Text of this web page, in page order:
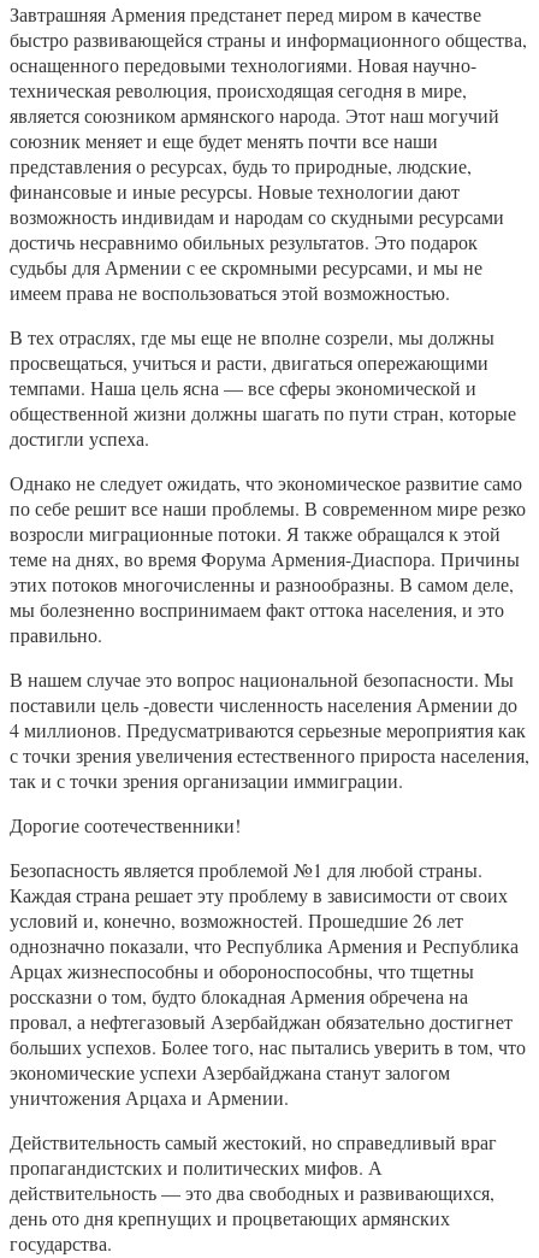
Завтрашняя Армения предстанет перед миром в качестве
быстро развивающейся страны и информационного общества,
оснащенного передовыми технологиями. Новая научно-
техническая революция, происходящая сегодня в мире,
является союзником армянского народа. Этот наш могучий
союзник меняет и еще будет менять почти все наши
представления о ресурсах, будь то природные, людские,
финансовые и иные ресурсы. Новые технологии дают
возможность индивидам и народам со скудными ресурсами
достичь несравнимо обильных результатов. Это подарок
судьбы для Армении с ее скромными ресурсами, и мы не
имеем права не воспользоваться этой возможностью.
В тех отраслях, где мы еще не вполне созрели, мы должны
просвещаться, учиться и расти, двигаться опережающими
темпами. Наша цель ясна — все сферы экономической и
общественной жизни должны шагать по пути стран, которые
достигли успеха.
Однако не следует ожидать, что экономическое развитие само
по себе решит все наши проблемы. В современном мире резко
возросли миграционные потоки. Я также обращался к этой
теме на днях, во время Форума Армения-Диаспора. Причины
этих потоков многочисленны и разнообразны. В самом деле,
мы болезненно воспринимаем факт оттока населения, и это
правильно.
В нашем случае это вопрос национальной безопасности. Мы
поставили цель -довести численность населения Армении до
4 миллионов. Предусматриваются серьезные мероприятия как
с точки зрения увеличения естественного прироста населения,
так и с точки зрения организации иммиграции.
Дорогие соотечественники!
Безопасность является проблемой №1 для любой страны.
Каждая страна решает эту проблему в зависимости от своих
условий и, конечно, возможностей. Прошедшие 26 лет
однозначно показали, что Республика Армения и Республика
Арцах жизнеспособны и обороноспособны, что тщетны
россказни о том, будто блокадная Армения обречена на
провал, а нефтегазовый Азербайджан обязательно достигнет
больших успехов. Более того, нас пытались уверить в том, что
экономические успехи Азербайджана станут залогом
уничтожения Арцаха и Армении.
Действительность самый жестокий, но справедливый враг
пропагандистских и политических мифов. А
действительность — это два свободных и развивающихся,
день ото дня крепнущих и процветающих армянских
государства.